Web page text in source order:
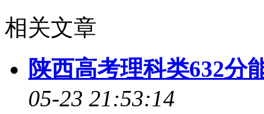
相关文章
陕西高考理科类632分
05-23 21:53:14